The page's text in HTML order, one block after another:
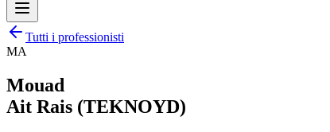
Tutti i professionisti
MA
Mouad
Ait Rais (TEKNOYD)